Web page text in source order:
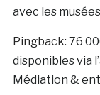
avec les
Pingback: 76
disponibles via
Médiation &